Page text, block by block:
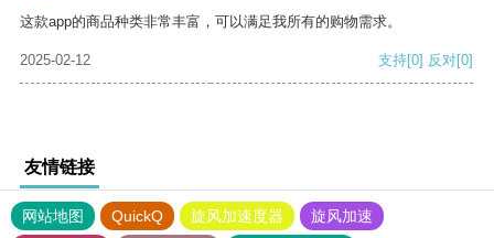
这款app的商品种类非常丰富，可以满足我所有的购物需求。
2025-02-12 支持[0] 反对[0]
友情链接
网站地图 QuickQ 旋风加速度器 旋风加速